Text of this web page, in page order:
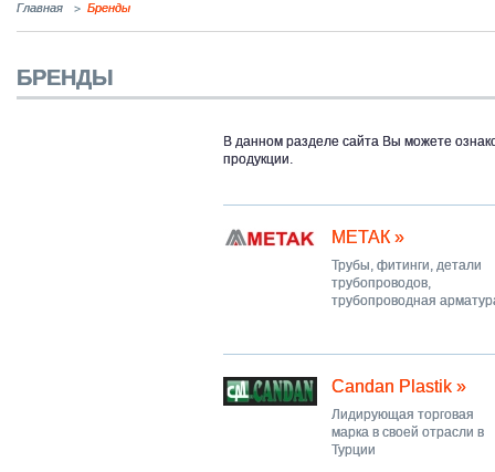
Главная Бренды
БРЕНДЫ
В данном разделе сайта Вы можете
продукции.
МЕТАК »
Трубы, фитинги, детали
трубопроводов,
трубопроводная
Candan Plastik »
Лидирующая торговая
марка в своей отрасли в
Турции